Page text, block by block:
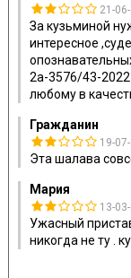
21-
За кузьминой
интересное
2а-3576/43-
любому в
Гражданин
19-
Эта шалава
Мария
13-
Ужасный
никогда не ту .